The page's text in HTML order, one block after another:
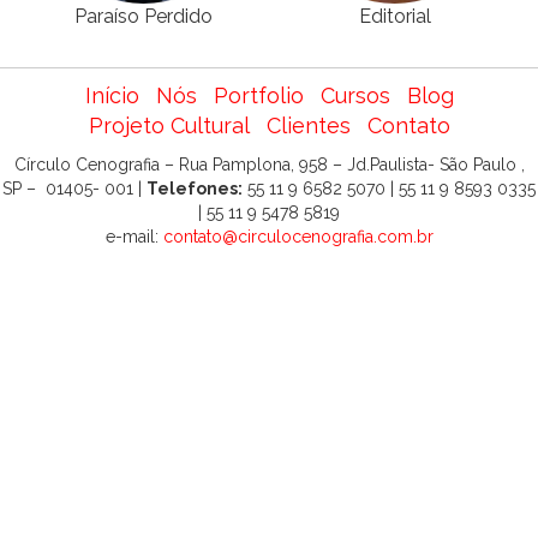
Paraíso Perdido Editorial
Início Nós Portfolio Cursos
Blog
Projeto Cultural
Clientes Contato
Círculo Cenografia – Rua Pamplona, 958 – Jd.Paulista- São Paulo ,
SP – 01405- 001 | Telefones: 55 11 9 6582 5070 | 55 11 9 8593 0335
| 55 11 9 5478 5819
e-mail: contato@circulocenografia.com.br